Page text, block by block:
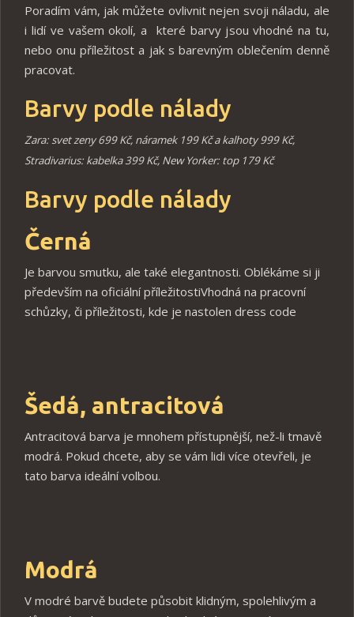
Poradím vám, jak můžete ovlivnit nejen svoji náladu, ale
i lidí ve vašem okolí, a které barvy jsou vhodné na tu,
nebo onu příležitost a jak s barevným oblečením denně
pracovat.
Barvy podle nálady
Zara: svet zeny 699 Kč, náramek 199 Kč a kalhoty 999 Kč,
Stradivarius: kabelka 399 Kč, New Yorker: top 179 Kč
Barvy podle nálady
Černá
Je barvou smutku, ale také elegantnosti. Oblékáme si ji
především na oficiální příležitostiVhodná na pracovní
schůzky, či příležitosti, kde je nastolen dress code
Šedá, antracitová
Antracitová barva je mnohem přístupnější, než-li tmavě
modrá. Pokud chcete, aby se vám lidi více otevřeli, je
tato barva ideální volbou.
Modrá
V modré barvě budete působit klidným, spolehlivým a